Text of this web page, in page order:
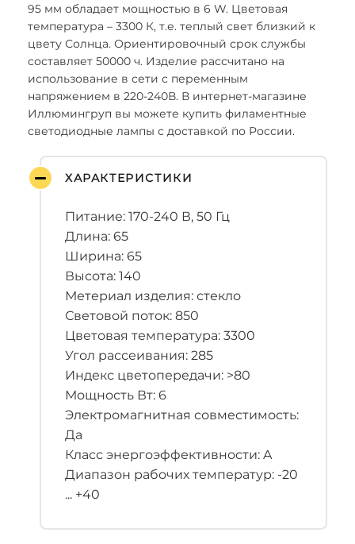
95 мм обладает мощностью в 6 W. Цветовая
температура – 3300 К, т.е. теплый свет близкий к
цвету Солнца. Ориентировочный срок службы
составляет 50000 ч. Изделие рассчитано на
использование в сети с переменным
напряжением в 220-240В. В интернет-магазине
Иллюмингруп вы можете купить филаментные
светодиодные лампы с доставкой по России.
ХАРАКТЕРИСТИКИ
Питание: 170-240 В, 50 Гц
Длина: 65
Ширина: 65
Высота: 140
Метериал изделия: стекло
Световой поток: 850
Цветовая температура: 3300
Угол рассеивания: 285
Индекс цветопередачи: >80
Мощность Вт: 6
Электромагнитная совместимость:
Да
Класс энергоэффективности: A
Диапазон рабочих температур: -20
... +40